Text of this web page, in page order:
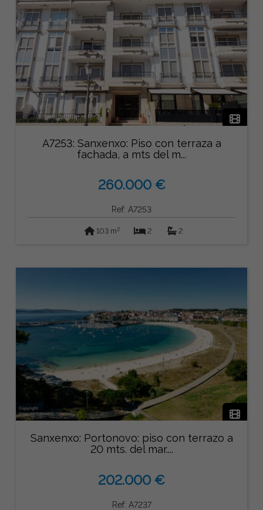
A7253: Sanxenxo: Piso con terraza a
fachada, a mts del m...
260.000 €
Ref: A7253
103 m2 2 2
Sanxenxo: Portonovo: piso con terrazo a
20 mts. del mar....
202.000 €
Ref: A7237